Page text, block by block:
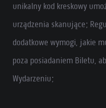
unikalny kod kreskowy
urządzenia skanujące;
dodatkowe wymogi, jakie
poza posiadaniem Biletu,
Wydarzeniu;